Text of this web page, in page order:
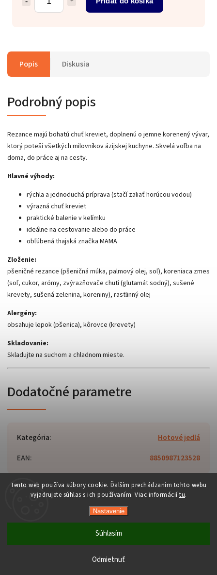
Tento web používa súbory cookie. Ďalším prechádzaním tohto webu
vyjadrujete súhlas s ich používaním. Viac informácií tu.
Nastavenie
Odmietnuť
Súhlasím
Počas horúcich dní neodporúčame doručenie do ParcelBoxov.
Produkty citlivé na vysoké teploty nemusia byť pri prevzatí v
Popis Diskusia
Podrobný popis
Rezance majú bohatú chuť kreviet, doplnenú o jemne korenený vývar,
ktorý poteší všetkých milovníkov ázijskej kuchyne. Skvelá voľba na
doma, do práce aj na cesty.
Hlavné výhody:
rýchla a jednoduchá príprava (stačí zaliať horúcou vodou)
výrazná chuť kreviet
praktické balenie v kelímku
ideálne na cestovanie alebo do práce
obľúbená thajská značka MAMA
Zloženie:
pšeničné rezance (pšeničná múka, palmový olej, soľ), koreniaca zmes
(soľ, cukor, arómy, zvýrazňovače chuti (glutamát sodný), sušené
krevety, sušená zelenina, koreniny), rastlinný olej
Alergény:
obsahuje lepok (pšenica), kôrovce (krevety)
Skladovanie:
Skladujte na suchom a chladnom mieste.
Dodatočné parametre
Kategória:
Hotové jedlá
EAN: 8850987123528
Orient-Food.sk. Všetky práva vyhradené.
Upraviť nastavenie cookies
Shoptet | Design